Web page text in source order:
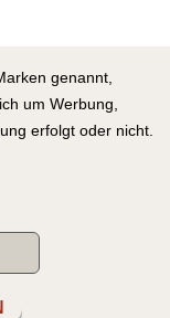
genannt,
um Werbung,
erfolgt oder nicht.